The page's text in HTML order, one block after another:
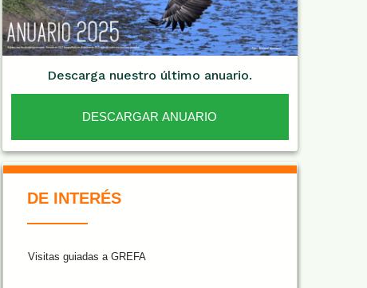
Descarga nuestro último anuario.
DESCARGAR ANUARIO
DE INTERÉS
Visitas guiadas a GREFA